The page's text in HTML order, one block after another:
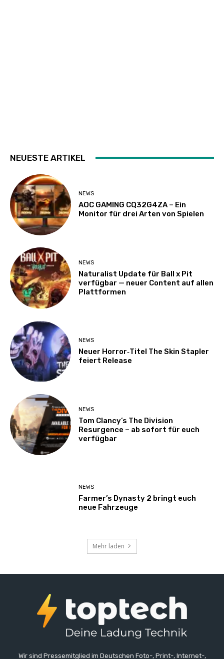
NEUESTE ARTIKEL
NEWS
AOC GAMING CQ32G4ZA – Ein
Monitor für drei Arten von Spielen
NEWS
Naturalist Update für Ball x Pit
verfügbar — neuer Content auf allen
Plattformen
NEWS
Neuer Horror‑Titel The Skin Stapler
feiert Release
NEWS
Tom Clancy’s The Division
Resurgence – ab sofort für euch
verfügbar
NEWS
Farmer’s Dynasty 2 bringt euch
neue Fahrzeuge
Mehr laden
Wir sind Pressemitglied im Deutschen Foto-, Print-, Internet-,